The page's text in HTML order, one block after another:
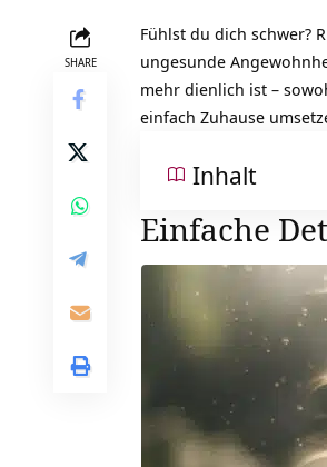
SHARE
Fühlst du dich schwer?
ungesunde
mehr dienlich ist –
einfach Zuhause
Inhalt
Einfache